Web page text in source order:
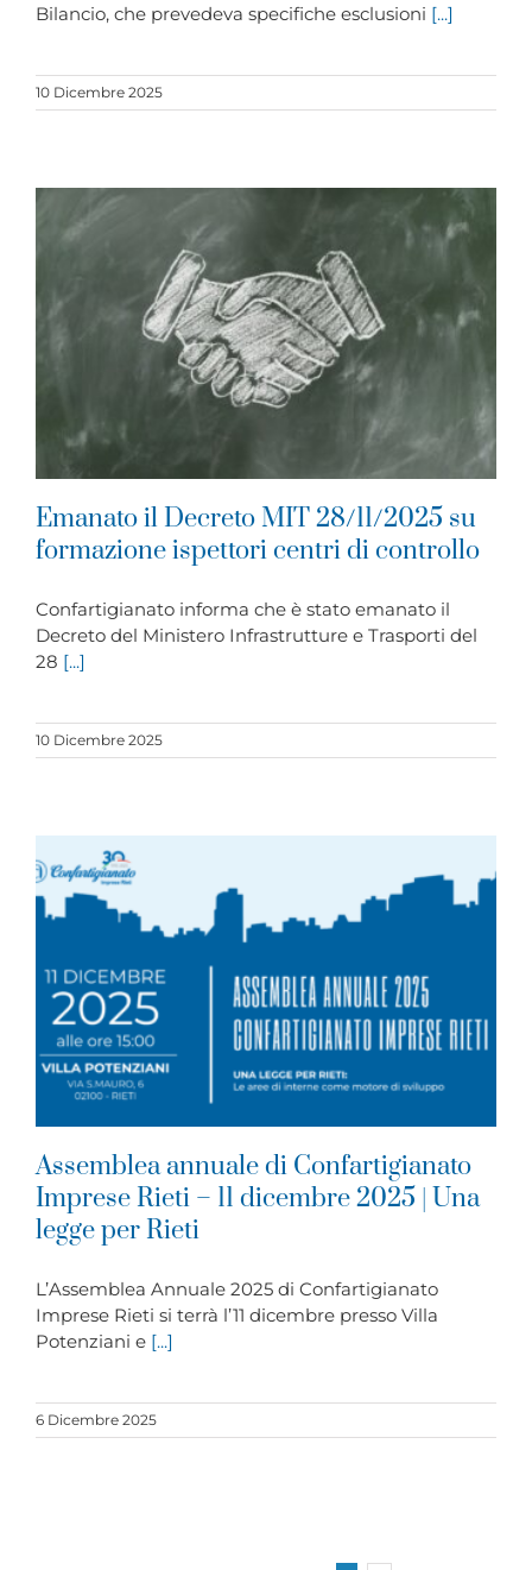
Bilancio, che prevedeva specifiche esclusioni [...]
10 Dicembre 2025
Emanato il Decreto MIT 28/11/2025 su
formazione ispettori centri di controllo
Confartigianato informa che è stato emanato il
Decreto del Ministero Infrastrutture e Trasporti del
28 [...]
10 Dicembre 2025
Assemblea annuale di Confartigianato
Imprese Rieti – 11 dicembre 2025 | Una
legge per Rieti
L’Assemblea Annuale 2025 di Confartigianato
Imprese Rieti si terrà l’11 dicembre presso Villa
Potenziani e [...]
6 Dicembre 2025